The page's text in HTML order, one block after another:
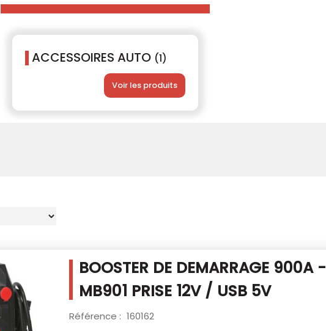
ACCESSOIRES AUTO (1)
Voir les produits
BOOSTER DE DEMARRAGE 900A -
MB901 PRISE 12V / USB 5V
Référence : 160162